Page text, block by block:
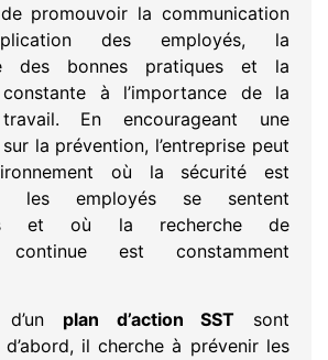
promouvoir la communication
des employés, la
des bonnes pratiques et la
constante à l’importance de la
En encourageant une
la prévention, l’entreprise peut
où la sécurité est
les employés se sentent
et où la recherche de
continue est constamment
plan d’action SST sont
il cherche à prévenir les